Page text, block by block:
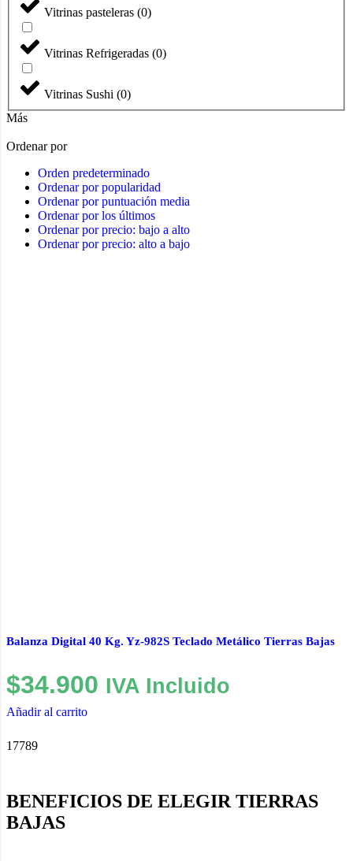
Vitrinas pasteleras (0)
Vitrinas Refrigeradas (0)
Vitrinas Sushi (0)
Más
Ordenar por
Orden predeterminado
Ordenar por popularidad
Ordenar por puntuación media
Ordenar por los últimos
Ordenar por precio: bajo a alto
Ordenar por precio: alto a bajo
17789
Balanza Digital 40 Kg. Yz-982S Teclado Metálico Tierras Bajas
$34.900 IVA Incluido
Añadir al carrito
BENEFICIOS DE ELEGIR TIERRAS
BAJAS